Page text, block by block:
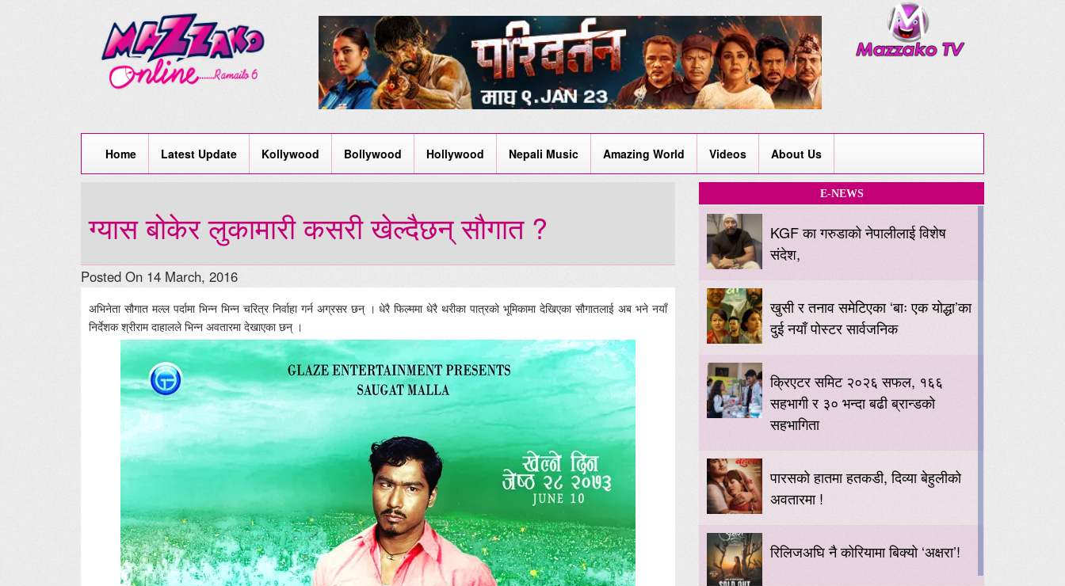
Home Latest Update Kollywood Bollywood Hollywood Nepali Music Amazing World Videos About Us
ग्यास बोकेर लुकामारी कसरी खेल्दैछन् सौगात ?
Posted On 14 March, 2016
अभिनेता सौगात मल्ल पर्दामा भिन्न भिन्न चरित्र निर्वाहा गर्न अग्रसर छन् । धेरै फिल्ममा धेरै थरीका पात्रको भूमिकामा देखिएका सौगातलाई अब भने नयाँ
निर्देशक श्रीराम दाहालले भिन्न अवतारमा देखाएका छन् ।
E-NEWS
KGF का गरुडाको नेपालीलाई विशेष
संदेश,
खुसी र तनाव समेटिएका ‘बाः एक योद्धा’का
दुई नयाँ पोस्टर सार्वजनिक
क्रिएटर समिट २०२६ सफल, १६६
सहभागी र ३० भन्दा बढी ब्रान्डको
सहभागिता
पारसको हातमा हतकडी, दिव्या बेहुलीको
अवतारमा !
रिलिजअघि नै कोरियामा बिक्यो ‘अक्षरा’!